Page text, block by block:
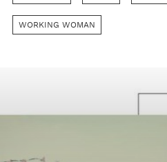
WORKING WOMAN